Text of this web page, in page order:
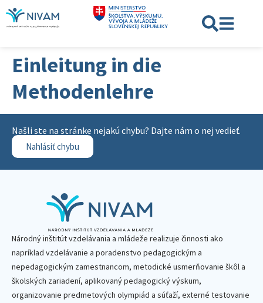
Einleitung in die
Methodenlehre
Našli ste na stránke nejakú chybu? Dajte nám o nej vedieť.
Nahlásiť chybu
Národný inštitút vzdelávania a mládeže realizuje činnosti ako
napríklad vzdelávanie a poradenstvo pedagogickým a
nepedagogickým zamestnancom, metodické usmerňovanie škôl a
školských zariadení, aplikovaný pedagogický výskum,
organizovanie predmetových olympiád a súťaží, externé testovanie